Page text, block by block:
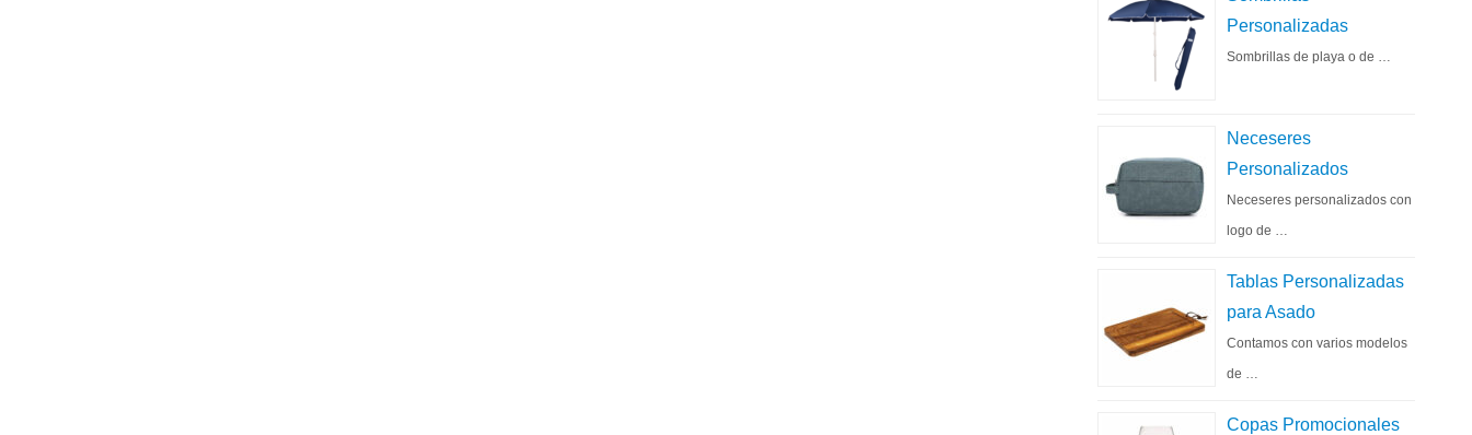
Personalizadas
Sombrillas de playa o de …
Neceseres
Personalizados
Neceseres personalizados con
logo de …
Tablas Personalizadas
para Asado
Contamos con varios modelos
de …
Copas Promocionales